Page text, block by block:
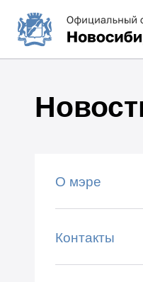
О мэре
Контакты